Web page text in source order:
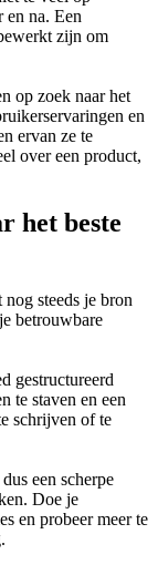
en na. Een
zijn om
op zoek naar het
en
ervan ze te
over een product,
het beste
steeds je bron
betrouwbare
gestructureerd
te staven en een
schrijven of te
een scherpe
Doe je
en probeer meer te